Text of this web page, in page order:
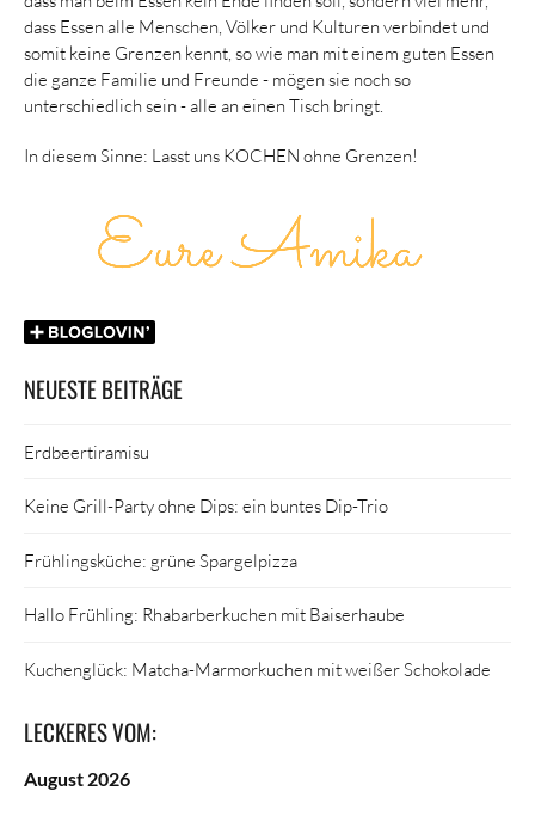
dass Essen alle Menschen, Völker und Kulturen verbindet und
somit keine Grenzen kennt, so wie man mit einem guten Essen
die ganze Familie und Freunde - mögen sie noch so
unterschiedlich sein - alle an einen Tisch bringt.
In diesem Sinne: Lasst uns KOCHEN ohne Grenzen!
NEUESTE BEITRÄGE
Erdbeertiramisu
Keine Grill-Party ohne Dips: ein buntes Dip-Trio
Frühlingsküche: grüne Spargelpizza
Hallo Frühling: Rhabarberkuchen mit Baiserhaube
Kuchenglück: Matcha-Marmorkuchen mit weißer Schokolade
LECKERES VOM:
August 2026